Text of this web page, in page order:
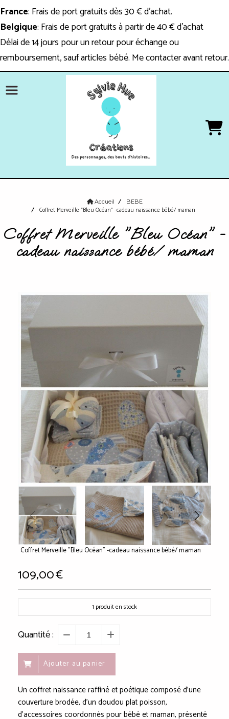
France: Frais de port gratuits dès 30 € d'achat.
Belgique: Frais de port gratuits à partir de 40 € d'achat
Délai de 14 jours pour un retour pour échange ou
remboursement, sauf articles bébé. Me contacter avant retour.
Accueil BEBE
Coffret Merveille "Bleu Océan" -cadeau naissance bébé/ maman
Coffret Merveille "Bleu Océan" -
cadeau naissance bébé/ maman
Coffret Merveille "Bleu Océan" -cadeau naissance bébé/ maman
109,00€
1 produit en stock
Quantité :
Ajouter au panier
Un coffret naissance raffiné et poétique composé d'une
couverture brodée, d'un doudou plat poisson,
d'accessoires coordonnés pour bébé et maman, présenté